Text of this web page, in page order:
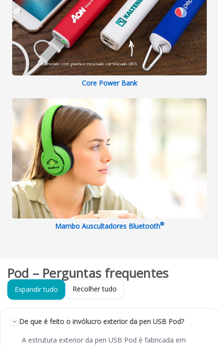
Core Power Bank
Mambo Auscultadores Bluetooth®
Pod – Perguntas frequentes
Expandir tudo Recolher tudo
De que é feito o invólucro exterior da pen USB Pod?
A estrutura exterior da pen USB Pod é fabricada em